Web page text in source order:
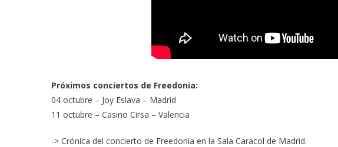
Próximos conciertos de Freedonia:
04 octubre – Joy Eslava – Madrid
11 octubre – Casino Cirsa – Valencia
-> Crónica del concierto de Freedonia en la Sala Caracol de Madrid.